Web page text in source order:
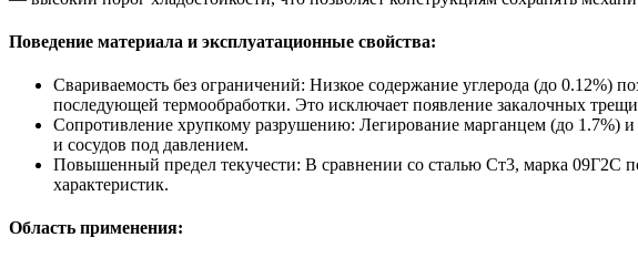
Поведение материала и эксплуатационные свойства:
Свариваемость без ограничений: Низкое содержание углерода (до
последующей термообработки. Это исключает появление закалочных
Сопротивление хрупкому разрушению: Легирование марганцем (до 1.7%)
и сосудов под давлением.
Повышенный предел текучести: В сравнении со сталью Ст3, марка 09Г2С
характеристик.
Область применения: